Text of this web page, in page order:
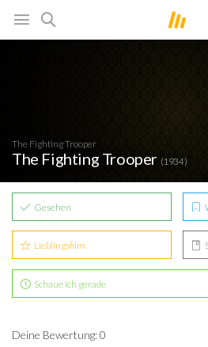
The Fighting Trooper
The Fighting Trooper (1934)
Gesehen
Lieblingsfilm
Schaue ich gerade
Deine Bewertung: 0